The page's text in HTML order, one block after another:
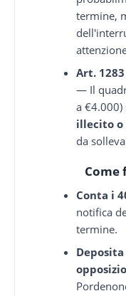
termine,
Art.
— Il
a
illecito o
da
Come
Conta i
notifica
termine.